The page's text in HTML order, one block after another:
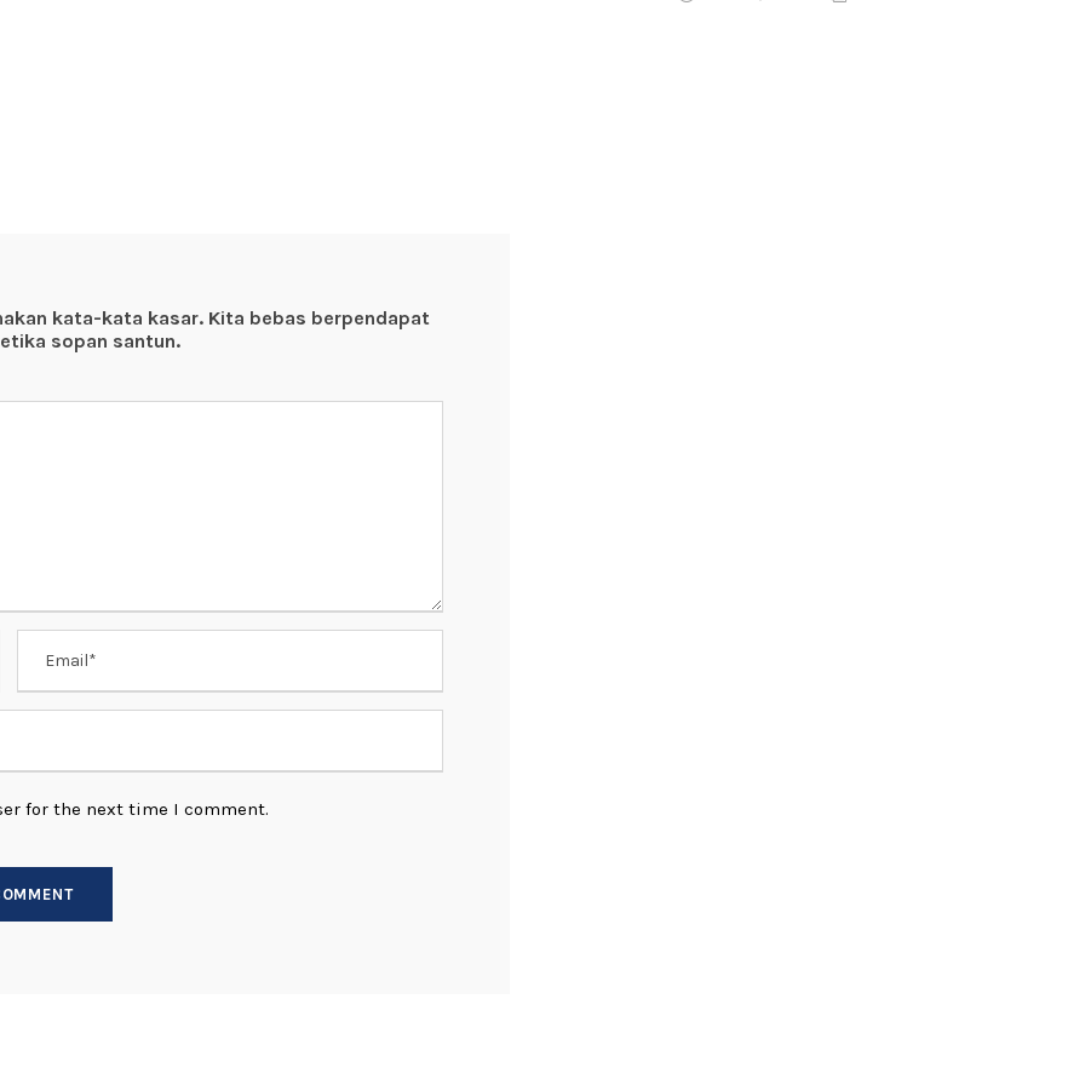
kata-kata kasar. Kita bebas berpendapat
sopan santun.
for the next time I comment.